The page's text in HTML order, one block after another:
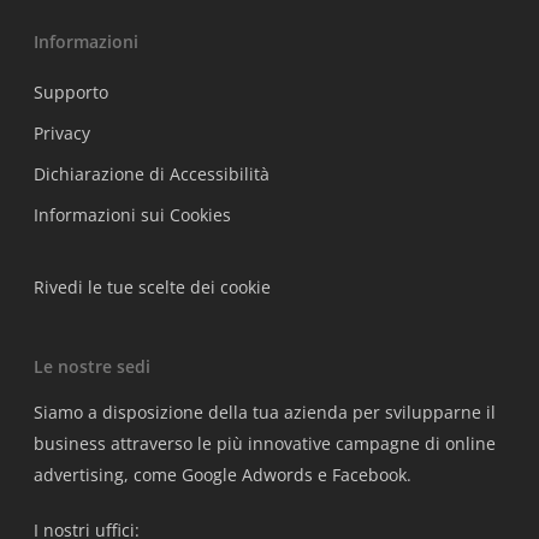
Informazioni
Supporto
Privacy
Dichiarazione di Accessibilità
Informazioni sui Cookies
Rivedi le tue scelte dei cookie
Le nostre sedi
Siamo a disposizione della tua azienda per svilupparne il
business attraverso le più innovative campagne di online
advertising, come Google Adwords e Facebook.
I nostri uffici: